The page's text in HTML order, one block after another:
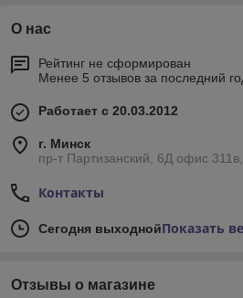
О нас
Рейтинг не сформирован
Менее 5 отзывов за последний
Работает с 20.03.2012
г. Минск
пр-т Партизанский, 6Д офис
Контакты
Сегодня выходнойПоказать
Отзывы о магазине